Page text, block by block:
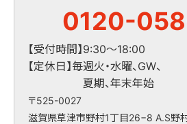
0120-
【受付時間】9:30～18:00
【定休日】毎週火・水曜、GW、
夏期、年末年始
〒525-0027
滋賀県草津市野村1丁目26−8 A.S野